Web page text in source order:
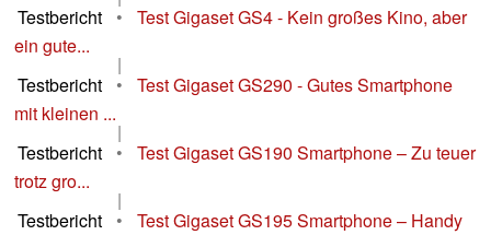
Testbericht
•
Test Gigaset GS4 - Kein großes Kino, aber
ein gute...
|
Testbericht
•
Test Gigaset GS290 - Gutes Smartphone
mit kleinen ...
|
Testbericht
•
Test Gigaset GS190 Smartphone – Zu teuer
trotz gro...
|
Testbericht
•
Test Gigaset GS195 Smartphone – Handy